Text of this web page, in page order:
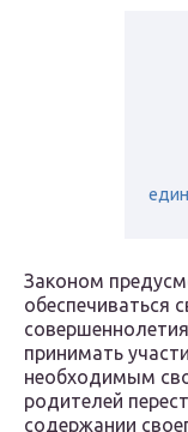
Законом
обеспечиваться
принимать
необходимым
родителей
содержании